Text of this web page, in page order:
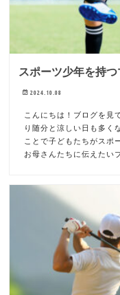
スポーツ少年を持
2024.10.08
こんにちは！ブログを見
り随分と涼しい日も多く
ことで子どもたちがスポ
お母さんたちに伝えたい